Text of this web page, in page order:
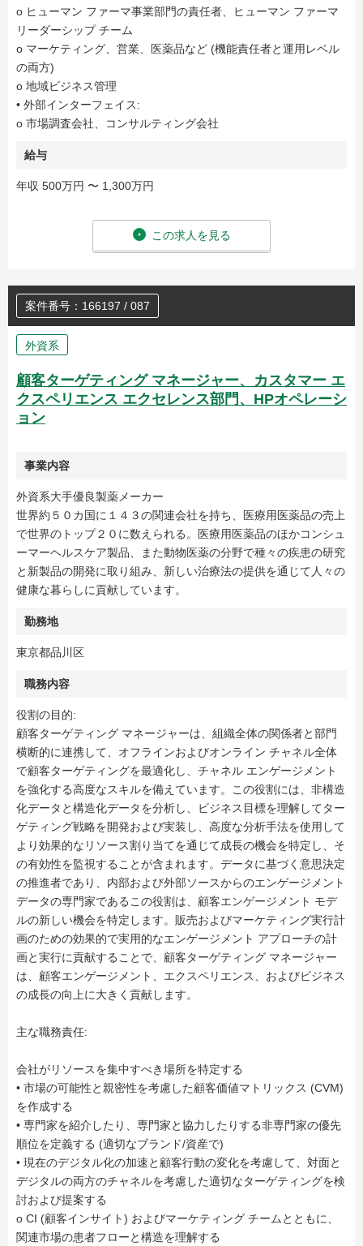
o ヒューマン ファーマ事業部門の責任者、ヒューマン ファーマ
リーダーシップ チーム
o マーケティング、営業、医薬品など (機能責任者と運用レベル
の両方)
o 地域ビジネス管理
• 外部インターフェイス:
o 市場調査会社、コンサルティング会社
給与
年収 500万円 〜 1,300万円
この求人を見る
案件番号：166197 / 087
外資系
顧客ターゲティング マネージャー、カスタマー エ
クスペリエンス エクセレンス部門、HPオペレーシ
ョン
事業内容
外資系大手優良製薬メーカー
世界約５０カ国に１４３の関連会社を持ち、医療用医薬品の売上
で世界のトップ２０に数えられる。医療用医薬品のほかコンシュ
ーマーヘルスケア製品、また動物医薬の分野で種々の疾患の研究
と新製品の開発に取り組み、新しい治療法の提供を通じて人々の
健康な暮らしに貢献しています。
勤務地
東京都品川区
職務内容
役割の目的:
顧客ターゲティング マネージャーは、組織全体の関係者と部門
横断的に連携して、オフラインおよびオンライン チャネル全体
で顧客ターゲティングを最適化し、チャネル エンゲージメント
を強化する高度なスキルを備えています。この役割には、非構造
化データと構造化データを分析し、ビジネス目標を理解してター
ゲティング戦略を開発および実装し、高度な分析手法を使用して
より効果的なリソース割り当てを通じて成長の機会を特定し、そ
の有効性を監視することが含まれます。データに基づく意思決定
の推進者であり、内部および外部ソースからのエンゲージメント
データの専門家であるこの役割は、顧客エンゲージメント モデ
ルの新しい機会を特定します。販売およびマーケティング実行計
画のための効果的で実用的なエンゲージメント アプローチの計
画と実行に貢献することで、顧客ターゲティング マネージャー
は、顧客エンゲージメント、エクスペリエンス、およびビジネス
の成長の向上に大きく貢献します。
主な職務責任:
会社がリソースを集中すべき場所を特定する
• 市場の可能性と親密性を考慮した顧客価値マトリックス (CVM)
を作成する
• 専門家を紹介したり、専門家と協力したりする非専門家の優先
順位を定義する (適切なブランド/資産で)
• 現在のデジタル化の加速と顧客行動の変化を考慮して、対面と
デジタルの両方のチャネルを考慮した適切なターゲティングを検
討および提案する
o CI (顧客インサイト) およびマーケティング チームとともに、
関連市場の患者フローと構造を理解する